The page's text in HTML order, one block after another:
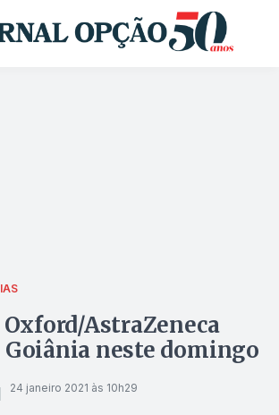
Oxford/AstraZeneca
Goiânia neste domingo
24 janeiro 2021 às 10h29